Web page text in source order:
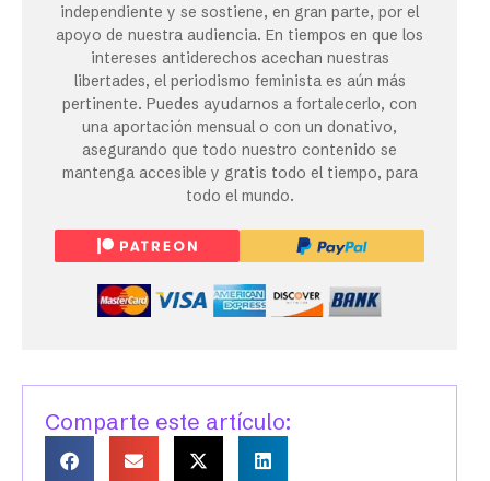
independiente y se sostiene, en gran parte, por el
apoyo de nuestra audiencia. En tiempos en que los
intereses antiderechos acechan nuestras
libertades, el periodismo feminista es aún más
pertinente. Puedes ayudarnos a fortalecerlo, con
una aportación mensual o con un donativo,
asegurando que todo nuestro contenido se
mantenga accesible y gratis todo el tiempo, para
todo el mundo.
Comparte este artículo: